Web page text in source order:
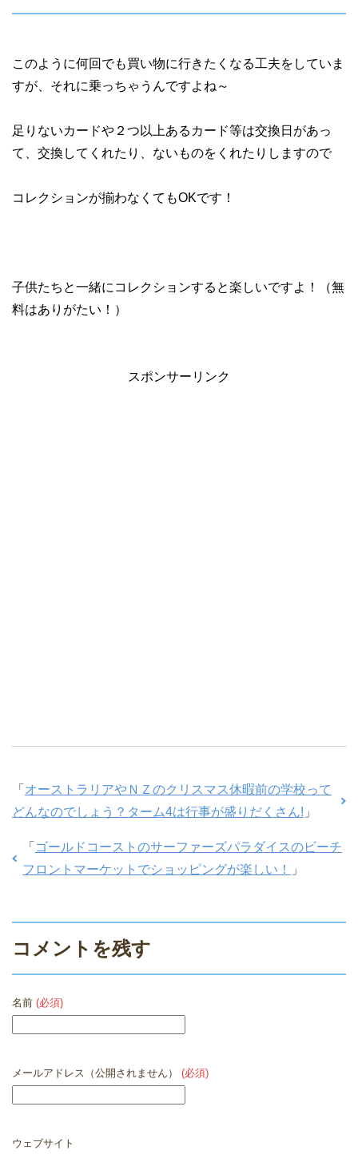
このように何回でも買い物に行きたくなる工夫をしていま
すが、それに乗っちゃうんですよね～
足りないカードや２つ以上あるカード等は交換日があっ
て、交換してくれたり、ないものをくれたりしますので
コレクションが揃わなくてもOKです！
子供たちと一緒にコレクションすると楽しいですよ！（無
料はありがたい！）
スポンサーリンク
「 オーストラリアやＮＺのクリスマス休暇前の学校って
どんなのでしょう？ターム4は行事が盛りだくさん! 」
「 ゴールドコーストのサーファーズパラダイスのビーチ
フロントマーケットでショッピングが楽しい！
」
コメントを残す
名前 (必須)
メールアドレス（公開されません） (必須)
ウェブサイト